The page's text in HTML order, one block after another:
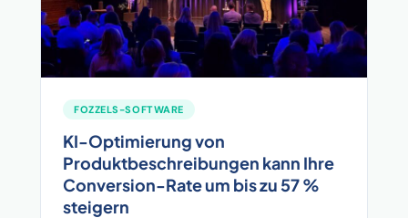
FOZZELS-SOFTWARE
KI-Optimierung von
Produktbeschreibungen kann Ihre
Conversion-Rate um bis zu 57 %
steigern